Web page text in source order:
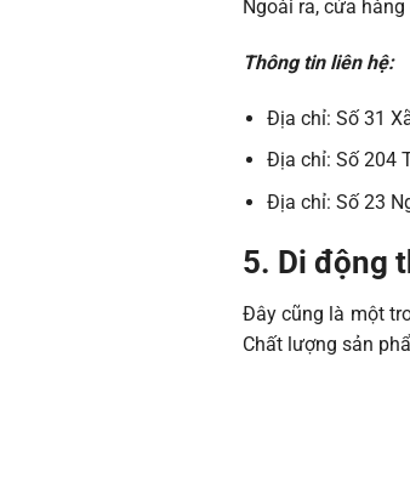
Ngoài ra, cửa
Thông tin liên hệ:
Địa chỉ: Số 31
Địa chỉ: Số 204
Địa chỉ: Số 23
5. Di động
Đây cũng là một
Chất lượng sản